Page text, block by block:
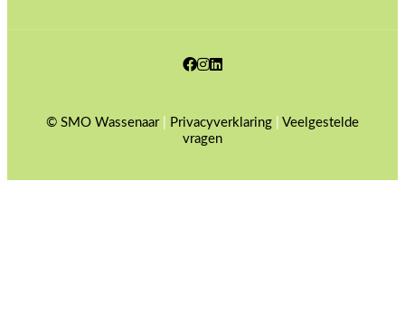
Facebook
Instagram
© SMO Wassenaar| Privacyverklaring
Veelgestelde
vragen